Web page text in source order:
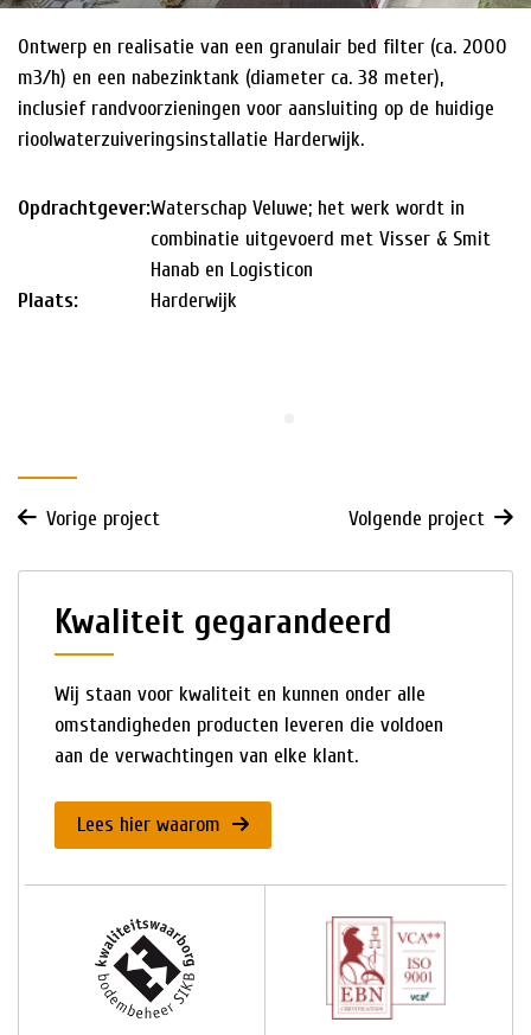
HISTORIE
NIEUWS
Ontwerp en realisatie van een granulair bed filter (ca. 2000
m3/h) en een nabezinktank (diameter ca. 38 meter),
inclusief randvoorzieningen voor aansluiting op de huidige
rioolwaterzuiveringsinstallatie Harderwijk.
Opdrachtgever:Waterschap Veluwe; het werk wordt in
combinatie uitgevoerd met Visser & Smit
Hanab en Logisticon
Plaats:
Harderwijk
Vorige project Volgende project
Kwaliteit gegarandeerd
Wij staan voor kwaliteit en kunnen onder alle
omstandigheden producten leveren die voldoen
aan de verwachtingen van elke klant.
Lees hier waarom